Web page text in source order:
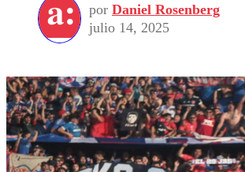
por Daniel Rosenberg
julio 14, 2025